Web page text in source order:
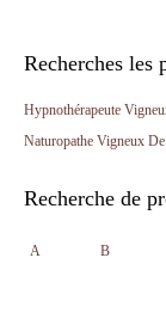
Recherches les
Hypnothérapeute
Naturopathe Vigneux
Recherche de
A B